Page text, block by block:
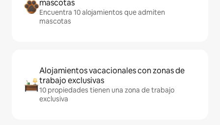
mascotas
Encuentra 10 alojamientos que admiten
mascotas
Alojamientos vacacionales con zonas de
trabajo exclusivas
10 propiedades tienen una zona de trabajo
exclusiva